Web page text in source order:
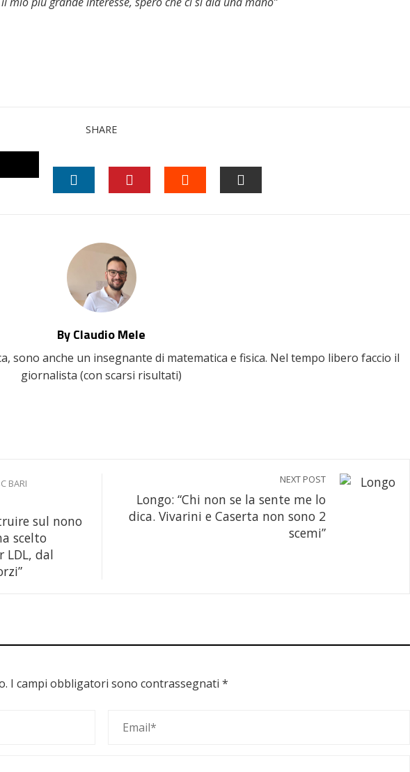
SHARE
TWITTER
By Claudio Mele
sono anche un insegnante di matematica e fisica. Nel tempo libero faccio il
giornalista (con scarsi risultati)
BARI
sul nono
scelto
LDL, dal
NEXT POST
Longo: “Chi non se la sente me lo
dica. Vivarini e Caserta non sono 2
scemi”
I campi obbligatori sono contrassegnati *